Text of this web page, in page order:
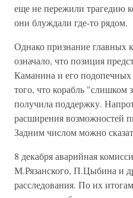
еще не пережили трагедию
они блуждали где-то рядом.
Однако признание главных
означало, что позиция
Каманина и его
того, что корабль "слишком
получила поддержку.
расширения возможностей
Задним числом можно
8 декабря аварийная
М.Рязанского, П.Цыбина и
расследования. По их